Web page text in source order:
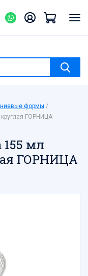
суши
ПП
формы
ГОРНИЦА
мл
ГОРНИЦА